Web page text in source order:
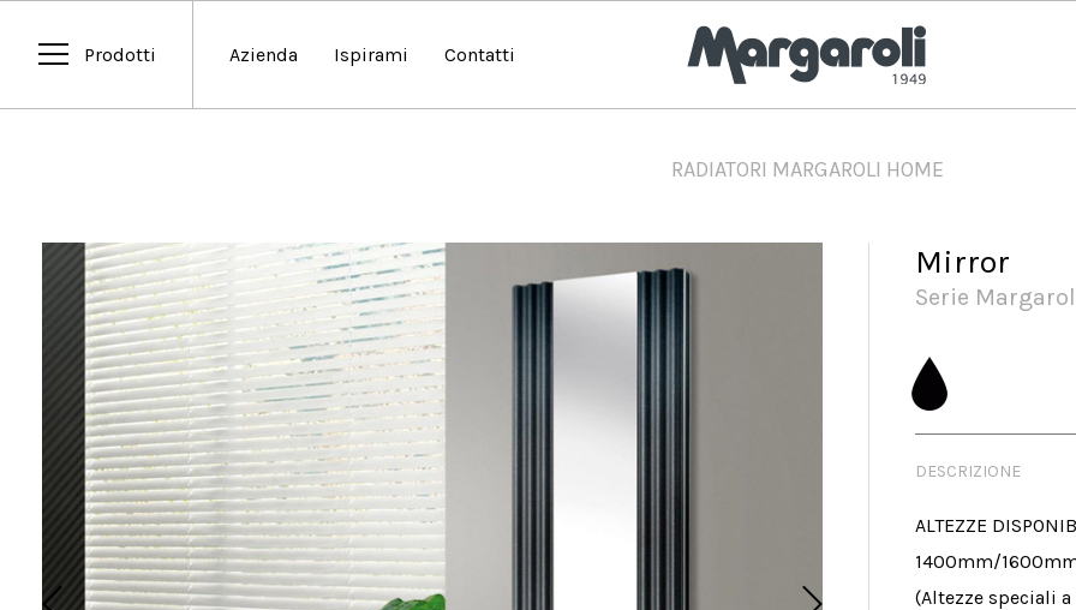
Prodotti Azienda Ispirami Contatti
RADIATORI MARGAROLI HOME
Mirror
Serie
DESCRIZIONE
ALTEZZE
1400mm/
(Altezze speciali